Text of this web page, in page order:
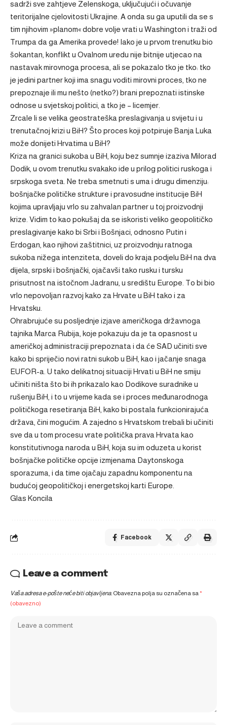
sadrži sve zahtjeve Zelenskoga, uključujući i očuvanje
teritorijalne cjelovitosti Ukrajine. A onda su ga uputili da se s
tim njihovim »planom« dobre volje vrati u Washington i traži od
Trumpa da ga Amerika provede! Iako je u prvom trenutku bio
šokantan, konflikt u Ovalnom uredu nije bitnije utjecao na
nastavak mirovnoga procesa, ali se pokazalo tko je tko: tko
je jedini partner koji ima snagu voditi mirovni proces, tko ne
prepoznaje ili mu nešto (netko?) brani prepoznati istinske
odnose u svjetskoj politici, a tko je – licemjer.
Zrcale li se velika geostrateška preslagivanja u svijetu i u
trenutačnoj krizi u BiH? Što proces koji potpiruje Banja Luka
može donijeti Hrvatima u BiH?
Kriza na granici sukoba u BiH, koju bez sumnje izaziva Milorad
Dodik, u ovom trenutku svakako ide u prilog politici ruskoga i
srpskoga sveta. Ne treba smetnuti s uma i drugu dimenziju:
bošnjačke političke strukture i pravosudne institucije BiH
kojima upravljaju vrlo su zahvalan partner u toj proizvodnji
krize. Vidim to kao pokušaj da se iskoristi veliko geopolitičko
preslagivanje kako bi Srbi i Bošnjaci, odnosno Putin i
Erdogan, kao njihovi zaštitnici, uz proizvodnju ratnoga
sukoba nižega intenziteta, doveli do kraja podjelu BiH na dva
dijela, srpski i bošnjački, ojačavši tako rusku i tursku
prisutnost na istočnom Jadranu, u središtu Europe. To bi bio
vrlo nepovoljan razvoj kako za Hrvate u BiH tako i za
Hrvatsku.
Ohrabrujuće su posljednje izjave američkoga državnoga
tajnika Marca Rubija, koje pokazuju da je ta opasnost u
američkoj administraciji prepoznata i da će SAD učiniti sve
kako bi spriječio novi ratni sukob u BiH, kao i jačanje snaga
EUFOR-a. U tako delikatnoj situaciji Hrvati u BiH ne smiju
učiniti ništa što bi ih prikazalo kao Dodikove suradnike u
rušenju BiH, i to u vrijeme kada se i proces međunarodnoga
političkoga resetiranja BiH, kako bi postala funkcionirajuća
država, čini mogućim. A zajedno s Hrvatskom trebali bi učiniti
sve da u tom procesu vrate politička prava Hrvata kao
konstitutivnoga naroda u BiH, koja su im oduzeta u korist
bošnjačke političke opcije izmjenama Daytonskoga
sporazuma, i da time ojačaju zapadnu komponentu na
budućoj geopolitičkoj i energetskoj karti Europe.
Glas Koncila
Facebook
Leave a comment
Vaša adresa e-pošte neće biti objavljena. Obavezna polja su označena sa*
(obavezno)